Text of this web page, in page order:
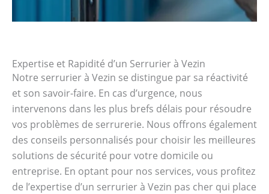
Expertise et Rapidité d’un Serrurier à Vezin
Notre serrurier à Vezin se distingue par sa réactivité
et son savoir-faire. En cas d’urgence, nous
intervenons dans les plus brefs délais pour résoudre
vos problèmes de serrurerie. Nous offrons également
des conseils personnalisés pour choisir les meilleures
solutions de sécurité pour votre domicile ou
entreprise. En optant pour nos services, vous profitez
de l’expertise d’un serrurier à Vezin pas cher qui place